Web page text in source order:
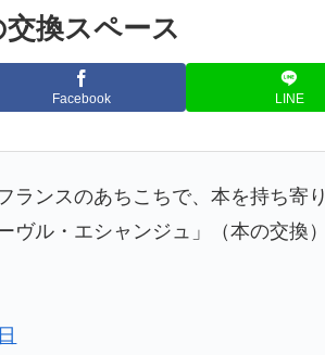
換スペース
Facebook LINE
ンスのあちこちで、本を持ち寄
ヴル・エシャンジュ」（本の交換